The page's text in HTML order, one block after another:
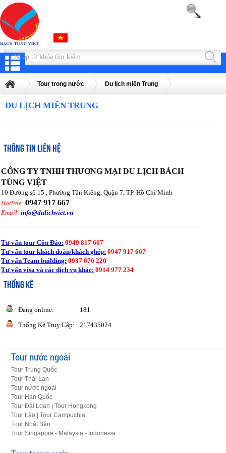
Tour trong nước Du lịch miền Trung
DU LỊCH MIỀN TRUNG
THÔNG TIN LIÊN HỆ
CÔNG TY TNHH THƯƠNG MẠI DU LỊCH BÁCH
TÙNG VIỆT
10 Đường số 15 , Phường Tân Kiểng, Quận 7, TP. Hồ Chí Minh
Hotline:0947 917 667
Email:info@dulichviet.vn
Tư vấn tour Côn Đảo: 0949 817 667
Tư vấn tour khách đoàn/khách ghép: 0947 917 667
Tư vấn Team building: 0937 676 220
Tư vấn visa và các dịch vụ khác: 0914 977 234
THỐNG KÊ
Đang online:
181
Thống Kê Truy Cập:
217435024
Tour nước ngoài
Tour Trung Quốc
Tour Thái Lan
Tour nước ngoài
Tour Hàn Quốc
Tour Đài Loan | Tour Hongkong
Tour Lào | Tour Campuchia
Tour Nhật Bản
Tour Singapore - Malaysia - Indonesia